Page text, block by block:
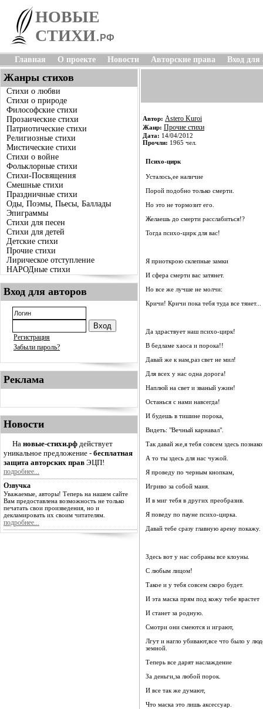
НОВЫЕ
СТИХИ. РФ
Главная О проекте Новости Авторские права Вход для
Жанры стихов
Стихи о любви
Стихи о природе
Философские стихи
Прозаические стихи
Патриотические стихи
Религиозные стихи
Мистические стихи
Стихи о войне
Фольклорные стихи
Стихи-Посвящения
Смешные стихи
Праздничные стихи
Оды, Поэмы, Пьесы, Баллады
Эпиграммы
Стихи для песен
Стихи для детей
Детские стихи
Прочие стихи
Лирическое отступление
НАРОДные стихи
Вход для авторов
Регистрация
Забыли пароль?
Реклама
Новости
На новые-стихи.рф действует
уникальное предложение - бесплатная
защита авторских прав ЭЦП!
подробнее...
Озвучка
Уважаемые, авторы! Теперь на нашем сайте
Вам предоставлена возможность не только
печатать свои произведения, но и
декламировать их своим читателям.
подробнее...
Автор: Astero Kuroi
Жанр: Прочие стихи
Дата: 14/04/2012
Прочли: 1965 чел.
Психо-цирк
Усталось,ее наличие
Порой подобно только смерти.
Но это не тормозит его.
Желаешь до смерти расслабиться!?
Тогда психо-цирк для вас!
Я приоткрою склепные замки
И сфера смерти вас затянет.
Но все же лучше не молчи:
Кричи! Кричи пока тебя туда все тянет...
Да здраствует наш психо-цирк!
В бедламе хаоса и порока!!
Давай же к нам,раз свет не мил!
Для всех у нас одна дорога!
Наплюй на свет и званый ужин!
Останься с нами навсегда!
И будешь в тишине порока,
Видеть: "Вечный карнавал".
Так давай же,я тебя совсем здесь
А то ты здесь для нас чужой.
Я проведу по черным кнопкам,
Игриво за собой маня.
И в миг тебя в других преобразив.
Я поведу по пауне психо-цирка.
Давай тебе сразу главную арену покажу.
Здесь вот у нас собраны все клоуны.
С любым лицом!
Такое и у тебя совсем скоро будет.
И эта маска прям под кожу тебе врастет
И станет за родную.
Смотри они смеются и играют,
Лгут и нагло убивают,все что было у
земной.
Теперь все дарят наслаждение
За деньги,за любой порок.
И все так же думают,
Что маска это лишь аксессуар.